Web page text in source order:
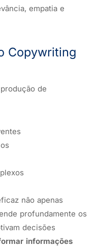
empatia e
Copywriting
de
não apenas
profundamente os
decisões
informações